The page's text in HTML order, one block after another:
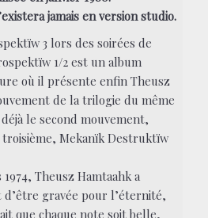
jamais en version studio.
3 lors des soirées de
1/2 est un album
où il présente enfin Theusz
de la trilogie du même
le second mouvement,
Mekanïk Destruktïw
Theusz Hamtaahk a
d’être gravée pour l’éternité,
que chaque note soit belle,